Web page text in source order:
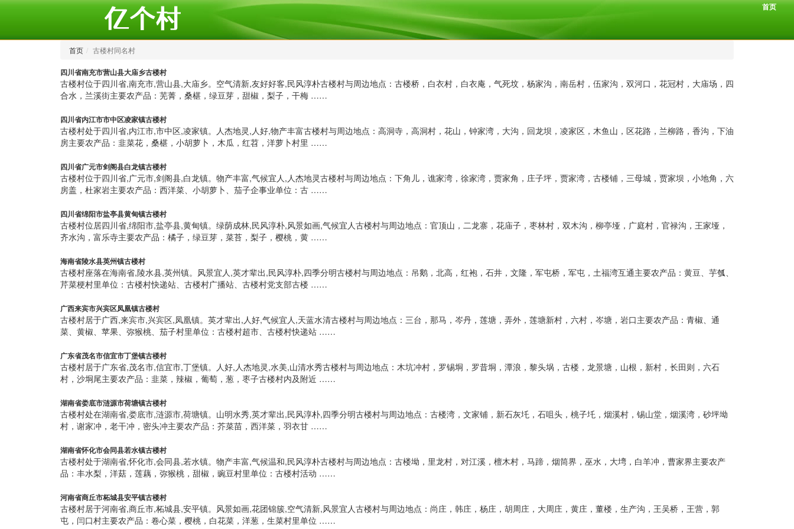
首页
首页 古楼村同名村
四川省南充市营山县大庙乡古楼村
古楼村位于四川省,南充市,营山县,大庙乡。空气清新,友好好客,民风淳朴古楼村与周边地点：古楼桥，白衣村，白衣庵，气死坟，杨家沟，南岳村，伍家沟，双河口，花冠村，大庙场，四
合水，兰溪街主要农产品：芜菁，桑椹，绿豆芽，甜椒，梨子，干梅 ……
四川省内江市市中区凌家镇古楼村
古楼村处于四川省,内江市,市中区,凌家镇。人杰地灵,人好,物产丰富古楼村与周边地点：高洞寺，高洞村，花山，钟家湾，大沟，回龙坝，凌家区，木鱼山，区花路，兰柳路，香沟，下油
房主要农产品：韭菜花，桑椹，小胡萝卜，木瓜，红苕，洋萝卜村里 ……
四川省广元市剑阁县白龙镇古楼村
古楼村位于四川省,广元市,剑阁县,白龙镇。物产丰富,气候宜人,人杰地灵古楼村与周边地点：下角儿，谯家湾，徐家湾，贾家角，庄子坪，贾家湾，古楼铺，三母城，贾家坝，小地角，六
房盖，杜家岩主要农产品：西洋菜、小胡萝卜、茄子企事业单位：古 ……
四川省绵阳市盐亭县黄甸镇古楼村
古楼村位居四川省,绵阳市,盐亭县,黄甸镇。绿荫成林,民风淳朴,风景如画,气候宜人古楼村与周边地点：官顶山，二龙寨，花庙子，枣林村，双木沟，柳亭垭，广庭村，官禄沟，王家垭，
齐水沟，富乐寺主要农产品：橘子，绿豆芽，菜苔，梨子，樱桃，黄 ……
海南省陵水县英州镇古楼村
古楼村座落在海南省,陵水县,英州镇。风景宜人,英才辈出,民风淳朴,四季分明古楼村与周边地点：吊鹅，北高，红袍，石井，文隆，军屯桥，军屯，土福湾互通主要农产品：黄豆、芋瓠、
芹菜梗村里单位：古楼村快递站、古楼村广播站、古楼村党支部古楼 ……
广西来宾市兴宾区凤凰镇古楼村
古楼村居于广西,来宾市,兴宾区,凤凰镇。英才辈出,人好,气候宜人,天蓝水清古楼村与周边地点：三台，那马，岑丹，莲塘，弄外，莲塘新村，六村，岑塘，岩口主要农产品：青椒、通
菜、黄椒、苹果、弥猴桃、茄子村里单位：古楼村超市、古楼村快递站 ……
广东省茂名市信宜市丁堡镇古楼村
古楼村居于广东省,茂名市,信宜市,丁堡镇。人好,人杰地灵,水美,山清水秀古楼村与周边地点：木坑冲村，罗锡垌，罗昔垌，潭浪，黎头埚，古楼，龙景塘，山根，新村，长田则，六石
村，沙垌尾主要农产品：韭菜，辣椒，葡萄，葱，枣子古楼村内及附近 ……
湖南省娄底市涟源市荷塘镇古楼村
古楼村处在湖南省,娄底市,涟源市,荷塘镇。山明水秀,英才辈出,民风淳朴,四季分明古楼村与周边地点：古楼湾，文家铺，新石灰圫，石咀头，桃子圫，烟溪村，锡山堂，烟溪湾，砂坪坳
村，谢家冲，老干冲，密头冲主要农产品：芥菜苗，西洋菜，羽衣甘 ……
湖南省怀化市会同县若水镇古楼村
古楼村处于湖南省,怀化市,会同县,若水镇。物产丰富,气候温和,民风淳朴古楼村与周边地点：古楼坳，里龙村，对江溪，檀木村，马蹄，烟筒界，巫水，大塆，白羊冲，曹家界主要农产
品：丰水梨，洋菇，莲藕，弥猴桃，甜椒，豌豆村里单位：古楼村活动 ……
河南省商丘市柘城县安平镇古楼村
古楼村居于河南省,商丘市,柘城县,安平镇。风景如画,花团锦簇,空气清新,风景宜人古楼村与周边地点：尚庄，韩庄，杨庄，胡周庄，大周庄，黄庄，董楼，生产沟，王吴桥，王营，郭
屯，闫口村主要农产品：卷心菜，樱桃，白花菜，洋葱，生菜村里单位 ……